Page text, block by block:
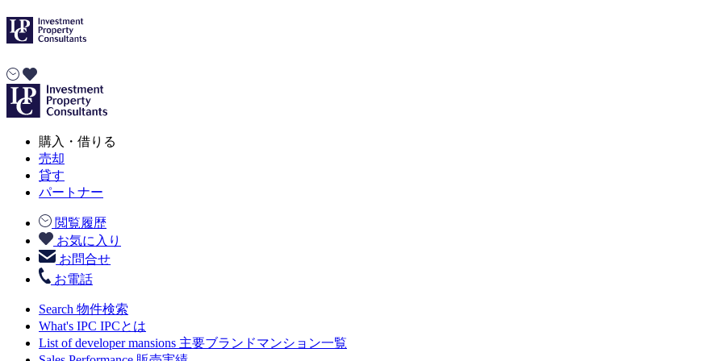
購入・借りる
売却
貸す
パートナー
閲覧履歴
お気に入り
お問合せ
お電話
Search 物件検索
What's IPC IPCとは
List of developer mansions 主要ブランドマンション一覧